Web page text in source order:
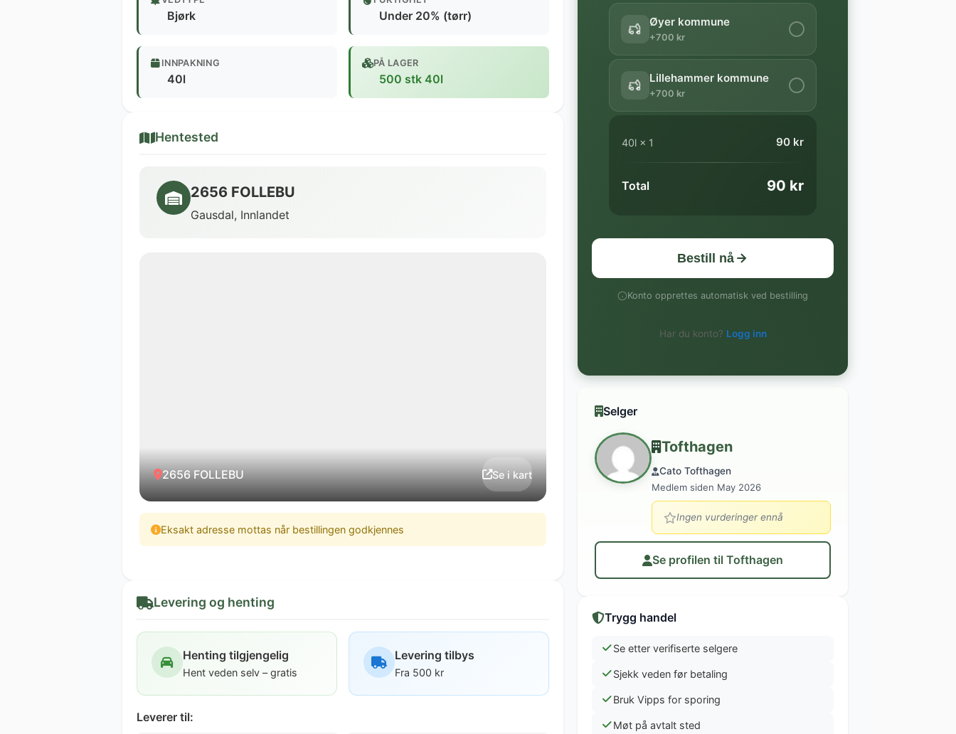
Bjørk Under 20% (tørr)
INNPAKNING
40l
PÅ LAGER
500 stk 40l
Hentested
2656 FOLLEBU
Gausdal, Innlandet
2656 FOLLEBU Se i kart
Eksakt adresse mottas når bestillingen godkjennes
Levering og henting
Henting tilgjengelig
Hent veden selv – gratis
Levering tilbys
Fra 500 kr
Leverer til:
Øyer kommune
+700 kr
Lillehammer kommune
+700 kr
40l × 1 90 kr
Total 90 kr
Bestill nå
Konto opprettes automatisk ved bestilling
Har du konto? Logg inn
Selger
Tofthagen
Cato Tofthagen
Medlem siden May 2026
Ingen vurderinger ennå
Se profilen til Tofthagen
Trygg handel
Se etter verifiserte selgere
Sjekk veden før betaling
Bruk Vipps for sporing
Møt på avtalt sted